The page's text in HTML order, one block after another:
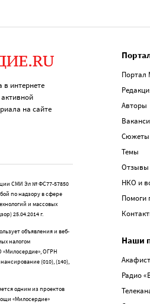
в интернете
на сайте
СМИ Эл № ФС77-57850
по надзору в сфере
и массовых
25.04.2014 г.
объявления и веб-
налогом
ОГРН
(010), (140),
одним из проектов
«Милосердие»
Портал
Авторы
Сюжеты
Темы
Отзывы
НКО и
Помоги
Наши
Радио